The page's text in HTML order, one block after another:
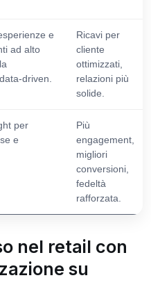
e
ad alto
driven.
Ricavi per
cliente
ottimizzati,
relazioni più
solide.
per
e
Più
engagement,
migliori
conversioni,
fedeltà
rafforzata.
nel retail con
su